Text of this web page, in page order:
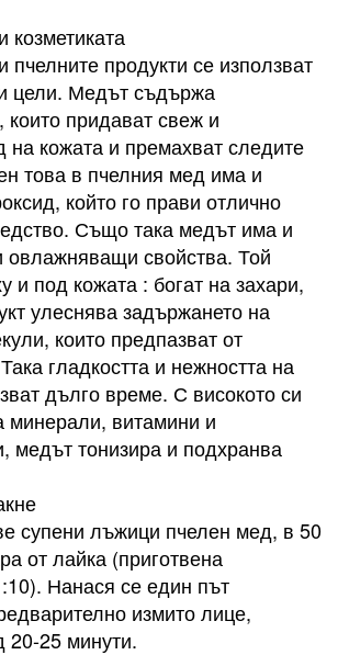
козметиката
продукти се използват
цели. Медът съдържа
които придават свеж и
кожата и премахват следите
това в пчелния мед има и
който го прави отлично
Също така медът има и
свойства. Той
и под кожата : богат на захари,
улеснява задържането на
които предпазват от
гладкостта и нежността на
дълго време. С високото си
витамини и
медът тонизира и подхранва
супени лъжици пчелен мед, в 50
от лайка (приготвена
Нанася се един път
измито лице,
20-25 минути.